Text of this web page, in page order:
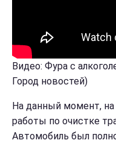
Видео: Фура с
Город новостей)
На данный момент,
работы по очистке
Автомобиль был